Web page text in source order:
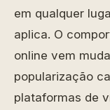
em qualquer
aplica. O
online vem
popularização
plataformas de